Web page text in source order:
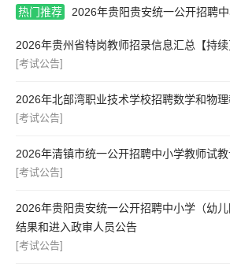
热门推荐 2026年贵阳贵安统一公开招聘中小学（幼儿园）教师乌
[考试公告]
2026年贵州省特岗教师招录信息汇总【持续
[考试公告]
2026年北部湾职业技术学校招聘数学和物
[考试公告]
2026年清镇市统一公开招聘中小学教师试
[考试公告]
2026年贵阳贵安统一公开招聘中小学（幼
结果和进入政审人员公告